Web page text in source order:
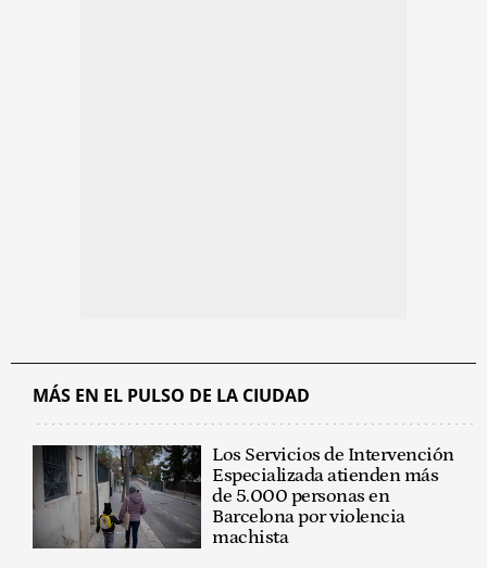
MÁS EN EL PULSO DE LA CIUDAD
Los Servicios de Intervención
Especializada atienden más
de 5.000 personas en
Barcelona por violencia
machista